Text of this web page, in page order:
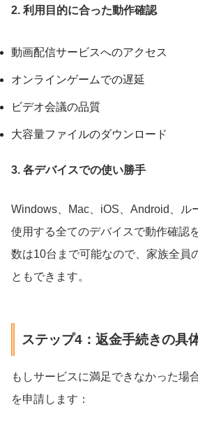
2. 利用目的に合った動作確認
動画配信サービスへのアクセス
オンラインゲームでの遅延
ビデオ会議の品質
大容量ファイルのダウンロード
3. 各デバイスでの使い勝手
Windows、Mac、iOS、Android、ル
使用する全てのデバイスで動作確認
数は10台まで可能なので、家族全員
ともできます。
ステップ4：返金手続きの具
もしサービスに満足できなかった場
を申請します：